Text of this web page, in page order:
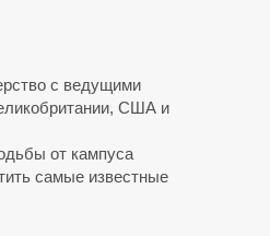
с ведущими
США и
от кампуса
самые известные